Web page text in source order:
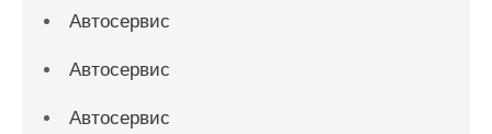
Автосервис
Автосервис
Автосервис